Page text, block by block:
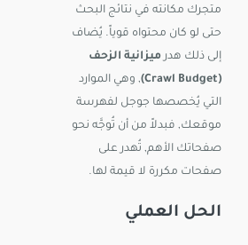
متجرك مكانته في نتائج البحث
حتى لو كان محتواه قوياً. يُضاف
إلى ذلك هدرميزانية الزحف
(Crawl Budget)
, وهي الموارد
التي يُخصصها جوجل لفهرسة
موقعك, فبدلاً من أن تُوجَّه نحو
صفحاتك الأهم, تُهدر على
صفحات مكررة لا قيمة لها.
الحل العملي